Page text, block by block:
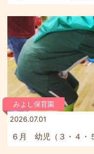
みよし保育園
2026.07.01
６月 幼児（３・４・